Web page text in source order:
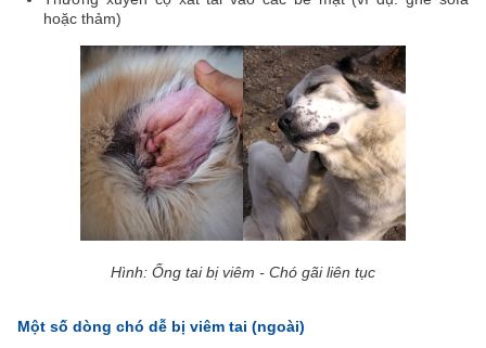
hoặc thảm)
Hình: Ống tai bị viêm - Chó gãi liên tục
Một số dòng chó dễ bị viêm tai (ngoài)